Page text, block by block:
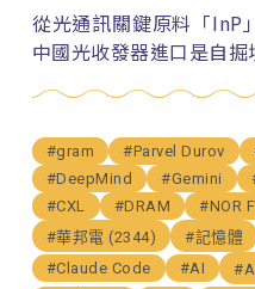
從光通訊關鍵原料「InP
中國光收發器進口是自掘
#gram #Parvel Durov
#DeepMind
#Gemini
#CXL
#DRAM #NOR
#華邦電 (2344)
#記憶體
#Claude Code
#AI